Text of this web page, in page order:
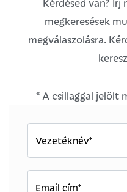
megkeresések
megválaszolásra.
* A csillaggal jelölt